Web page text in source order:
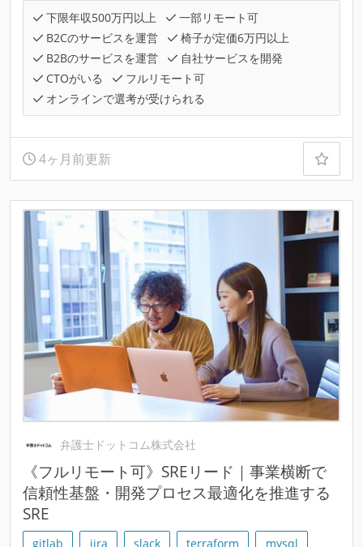
下限年収500万円以上
一部リモート可
B2Cのサービスを運営
椅子が定価6万円以上
B2Bのサービスを運営
自社サービスを開発
CTOがいる
フルリモート可
オンラインで選考が受けられる
4ヶ月前更新
弁護士ドットコム株式会社
《フルリモート可》SREリード｜事業横断で
信頼性基盤・開発プロセス最適化を推進する
SRE
gitlab jira slack terraform mysql